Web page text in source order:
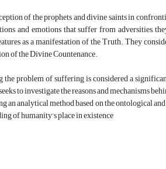
of the prophets and divine saints in
and emotions that suffer from adversities,
as a manifestation of the Truth. They
of the Divine Countenance.
problem of suffering is considered a
to investigate the reasons and mechanisms
analytical method based on the ontological
of humanity's place in existence